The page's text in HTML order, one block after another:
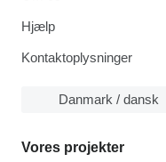
Hjælp
Kontaktoplysninger
Danmark / dansk
Vores projekter